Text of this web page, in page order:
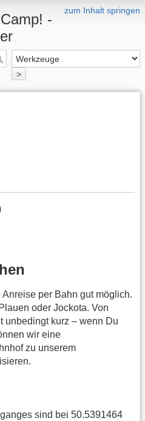
zum Inhalt springen
-
>
per Bahn gut möglich.
oder Jockota. Von
unbedingt kurz – wenn Du
wir eine
zu unserem
sind bei 50.5391464